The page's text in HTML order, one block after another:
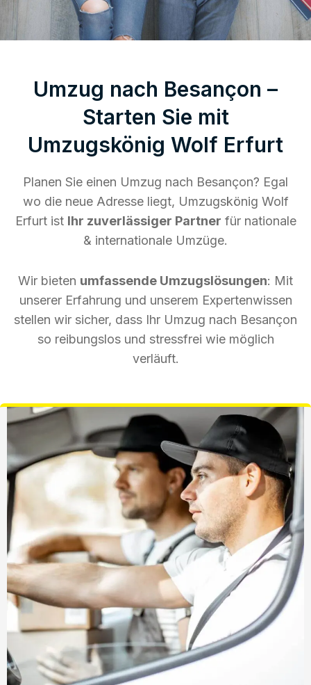
Umzug nach Besançon –
Starten Sie mit
Umzugskönig Wolf Erfurt
Planen Sie einen Umzug nach Besançon? Egal
wo die neue Adresse liegt, Umzugskönig Wolf
Erfurt ist Ihr zuverlässiger Partner für nationale
& internationale Umzüge.
Wir bieten umfassende Umzugslösungen: Mit
unserer Erfahrung und unserem Expertenwissen
stellen wir sicher, dass Ihr Umzug nach Besançon
so reibungslos und stressfrei wie möglich
verläuft.